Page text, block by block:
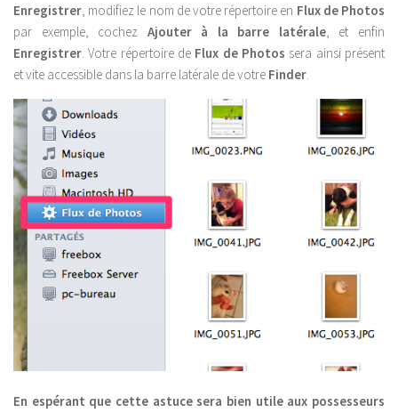
Enregistrer , modifiez le nom de votre répertoire en Flux de Photos
par exemple, cochez Ajouter à la barre latérale, et enfin
Enregistrer . Votre répertoire de Flux de Photos sera ainsi présent
et vite accessible dans la barre latérale de votre Finder
En espérant que cette astuce sera bien utile aux possesseurs